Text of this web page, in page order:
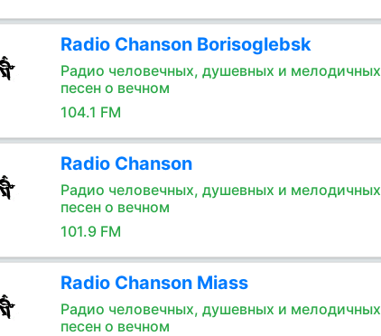
Radio Chanson Borisoglebsk
Радио человечных, душевных и мелодичных
песен о вечном
104.1 FM
Radio Chanson
Радио человечных, душевных и мелодичных
песен о вечном
101.9 FM
Radio Chanson Miass
Радио человечных, душевных и мелодичных
песен о вечном